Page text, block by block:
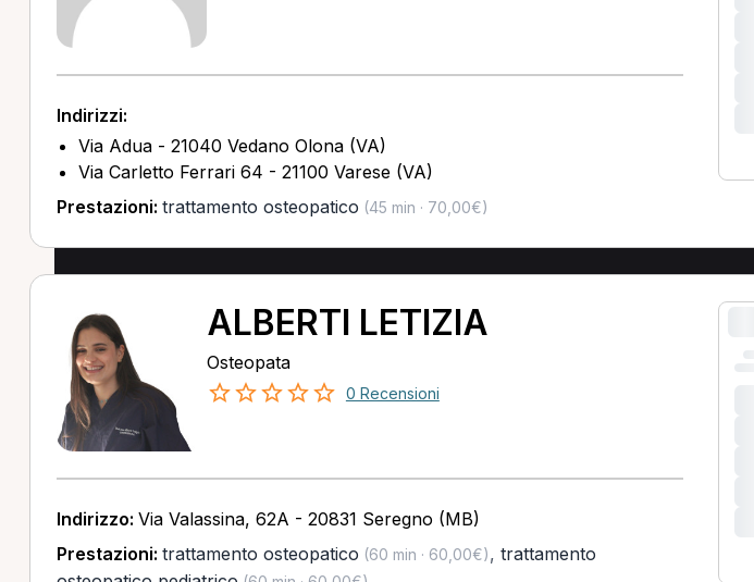
Indirizzi:
Via Adua - 21040 Vedano Olona (VA)
Via Carletto Ferrari 64 - 21100 Varese (VA)
Prestazioni: trattamento osteopatico (45 min · 70,00€)
ALBERTI LETIZIA
Osteopata
0 Recensioni
Indirizzo: Via Valassina, 62A - 20831 Seregno (MB)
Prestazioni: trattamento osteopatico (60 min · 60,00€), trattamento